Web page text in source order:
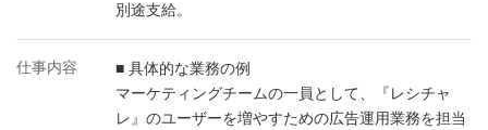
別途支給。
仕事内容
■ 具体的な業務の例
マーケティングチームの一員として、『レシチャ
レ』のユーザーを増やすための広告運用業務を担当